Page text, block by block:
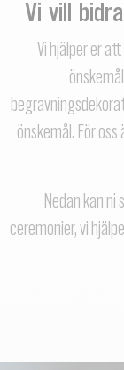
Vi vill
Vi hjälper er
önskemål. För
Nedan kan
ceremonier, vi